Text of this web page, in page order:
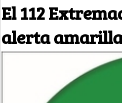
El 112
alerta